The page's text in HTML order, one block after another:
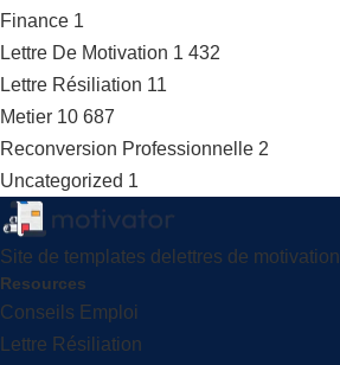
Finance 1
Lettre De Motivation 1 432
Lettre Résiliation 11
Metier 10 687
Reconversion Professionnelle 2
Uncategorized 1
Site de templates delettres de motivation
Resources
Conseils Emploi
Lettre Résiliation